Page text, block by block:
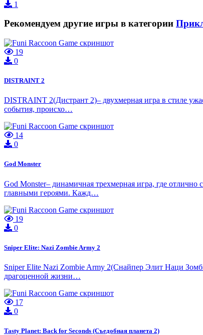
1
Рекомендуем другие игры в категории
19
0
DISTRAINT 2
DISTRAINT 2(Дистрант 2)– двухмерная игра в стиле
события, происхо…
14
0
God Monster
God Monster– динамичная трехмерная игра, где
главными героями. Кажд…
19
0
Sniper Elite: Nazi Zombie Army 2
Sniper Elite Nazi Zombie Army 2(Снайпер Элит Наци
драгоценной жизни…
17
0
Tasty Planet: Back for Seconds (Съедобная планета 2)